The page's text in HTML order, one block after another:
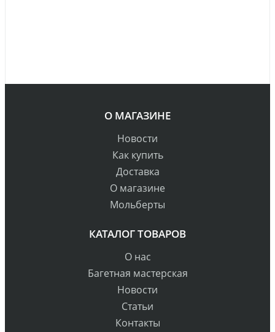
О МАГАЗИНЕ
Новости
Как купить
Доставка
О магазине
Мольберты
КАТАЛОГ ТОВАРОВ
О нас
Багетная мастерская
Новости
Статьи
Контакты